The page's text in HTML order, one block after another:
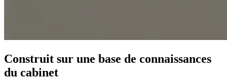
Construit sur une base de connaissances
du cabinet